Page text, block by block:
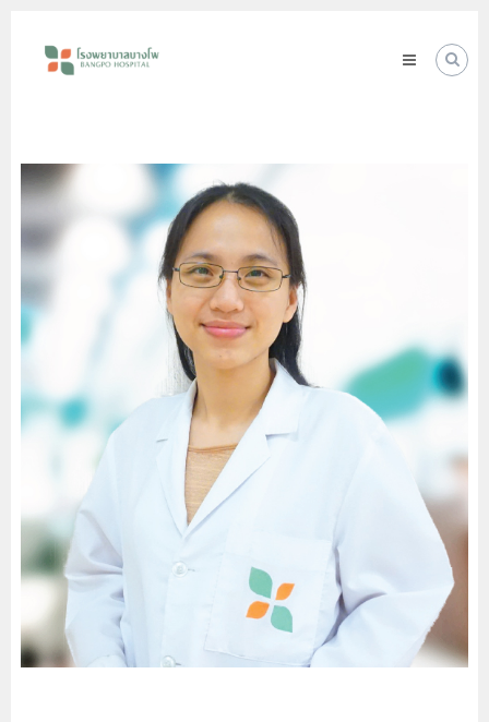
contentพยาบาล
Good
Health